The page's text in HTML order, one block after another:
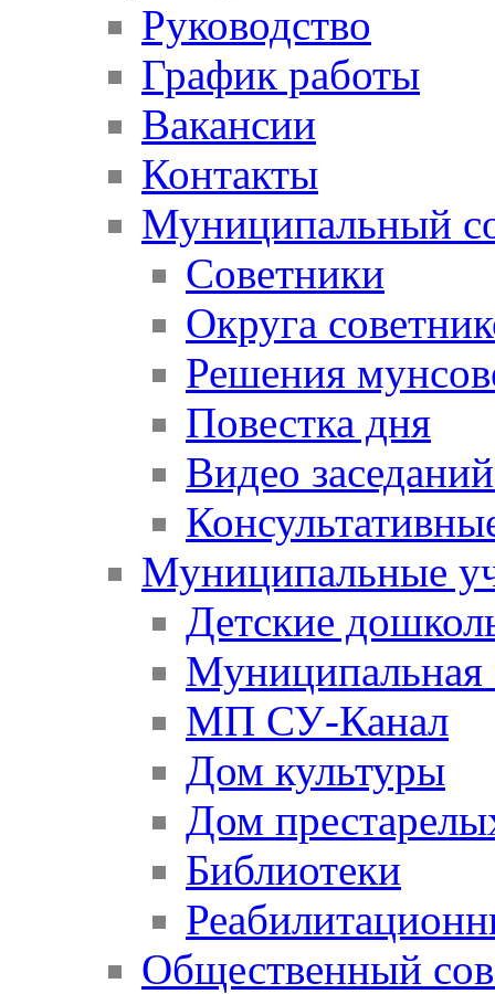
Руководство
График работы
Вакансии
Контакты
Муниципальный
Советники
Округа
Решения
Повестка дня
Видео
Муниципальные
Детские
Муниципальная
МП СУ-Канал
Дом культуры
Дом
Библиотеки
Общественный